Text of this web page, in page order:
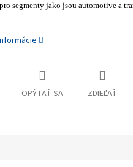
segmenty jako jsou automotive a
OPÝTAŤ SA ZDIEĽAŤ